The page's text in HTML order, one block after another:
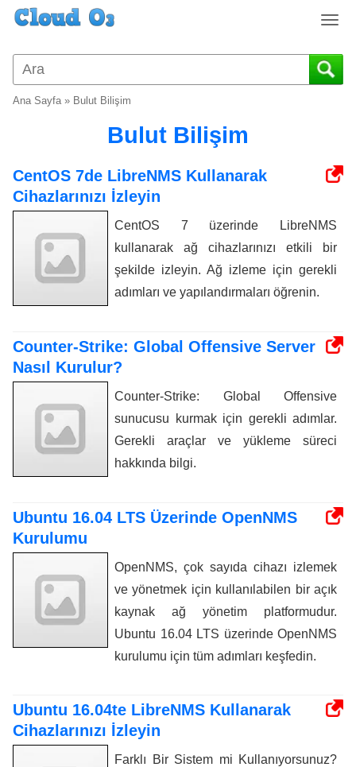
T
g
g
i
t
i
o
Ana Sayfa» Bulut Bilişim
Bulut Bilişim
CentOS 7de LibreNMS Kullanarak
Cihazlarınızı İzleyin
CentOS 7 üzerinde LibreNMS
kullanarak ağ cihazlarınızı etkili bir
şekilde izleyin. Ağ izleme için gerekli
adımları ve yapılandırmaları öğrenin.
Counter-Strike: Global Offensive Server
Nasıl Kurulur?
Counter-Strike: Global Offensive
sunucusu kurmak için gerekli adımlar.
Gerekli araçlar ve yükleme süreci
hakkında bilgi.
Ubuntu 16.04 LTS Üzerinde OpenNMS
Kurulumu
OpenNMS, çok sayıda cihazı izlemek
ve yönetmek için kullanılabilen bir açık
kaynak ağ yönetim platformudur.
Ubuntu 16.04 LTS üzerinde OpenNMS
kurulumu için tüm adımları keşfedin.
Ubuntu 16.04te LibreNMS Kullanarak
Cihazlarınızı İzleyin
Farklı Bir Sistem mi Kullanıyorsunuz?